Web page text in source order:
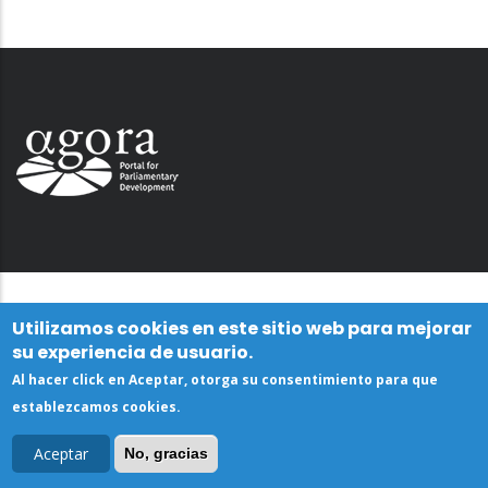
Utilizamos cookies en este sitio web para mejorar
su experiencia de usuario.
Al hacer click en Aceptar, otorga su consentimiento para que
establezcamos cookies.
Aceptar No, gracias